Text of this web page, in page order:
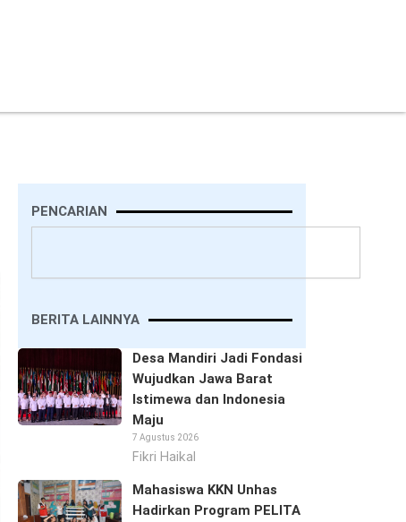
PENCARIAN
BERITA LAINNYA
Desa Mandiri Jadi Fondasi
Wujudkan Jawa Barat
Istimewa dan Indonesia
Maju
7 Agustus 2026
Fikri Haikal
Mahasiswa KKN Unhas
Hadirkan Program PELITA